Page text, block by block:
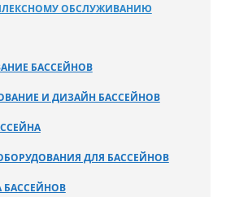
ОБСЛУЖИВАНИЮ
БАССЕЙНОВ
И ДИЗАЙН БАССЕЙНОВ
ДЛЯ БАССЕЙНОВ
БАССЕЙНОВ